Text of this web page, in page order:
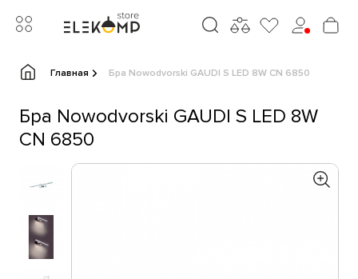
Главная Бра Nowodvorski GAUDI S LED 8W CN 6850
Бра Nowodvorski GAUDI S LED 8W
CN 6850